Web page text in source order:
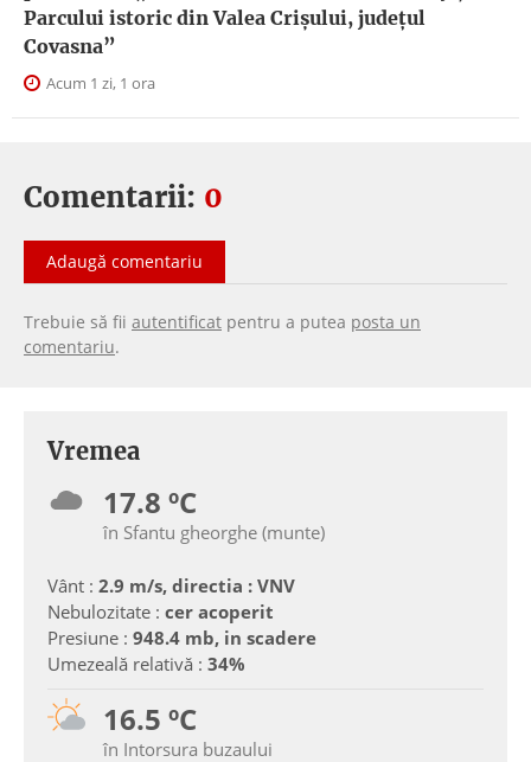
Parcului istoric din Valea Crișului, județul
Covasna”
Acum 1 zi, 1 ora
Comentarii: 0
Adaugă comentariu
Trebuie să fii autentificat pentru a putea posta un
comentariu.
Vremea
17.8 ºC
în Sfantu gheorghe (munte)
Vânt : 2.9 m/s, directia : VNV
Nebulozitate : cer acoperit
Presiune : 948.4 mb, in scadere
Umezeală relativă : 34%
16.5 ºC
în Intorsura buzaului